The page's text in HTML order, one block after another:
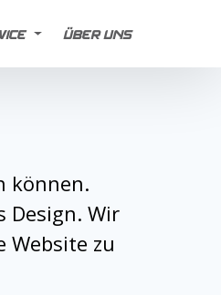
ÜBER UNS
können.
Design. Wir
Website zu